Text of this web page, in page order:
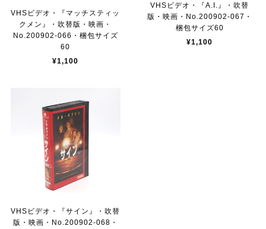
VHSビデオ・『マッチスティッ
クメン』・吹替版・映画・
No.200902-066・梱包サイズ
60
¥1,100
VHSビデオ・『A.I.』・吹替
版・映画・No.200902-067・
梱包サイズ60
¥1,100
VHSビデオ・『サイン』・吹替
版・映画・No.200902-068・